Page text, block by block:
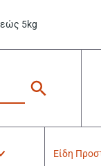
5kg
Είδη